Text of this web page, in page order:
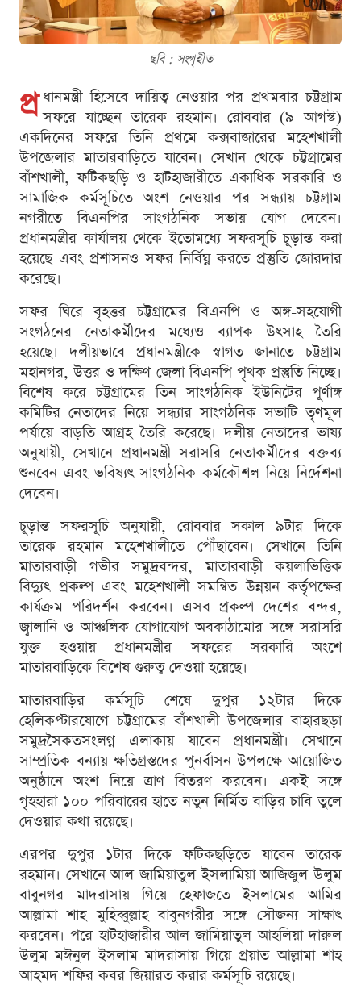
ছবি : সংগৃহীত
প্র ধানমন্ত্রী হিসেবে দায়িত্ব নেওয়ার পর প্রথমবার চট্টগ্রাম
সফরে যাচ্ছেন তারেক রহমান। রোববার (৯ আগস্ট)
একদিনের সফরে তিনি প্রথমে কক্সবাজারের মহেশখালী
উপজেলার মাতারবাড়িতে যাবেন। সেখান থেকে চট্টগ্রামের
বাঁশখালী, ফটিকছড়ি ও হাটহাজারীতে একাধিক সরকারি ও
সামাজিক কর্মসূচিতে অংশ নেওয়ার পর সন্ধ্যায় চট্টগ্রাম
নগরীতে বিএনপির সাংগঠনিক সভায় যোগ দেবেন।
প্রধানমন্ত্রীর কার্যালয় থেকে ইতোমধ্যে সফরসূচি চূড়ান্ত করা
হয়েছে এবং প্রশাসনও সফর নির্বিঘ্ন করতে প্রস্তুতি জোরদার
করেছে।
সফর ঘিরে বৃহত্তর চট্টগ্রামের বিএনপি ও অঙ্গ-সহযোগী
সংগঠনের নেতাকর্মীদের মধ্যেও ব্যাপক উৎসাহ তৈরি
হয়েছে। দলীয়ভাবে প্রধানমন্ত্রীকে স্বাগত জানাতে চট্টগ্রাম
মহানগর, উত্তর ও দক্ষিণ জেলা বিএনপি পৃথক প্রস্তুতি নিচ্ছে।
বিশেষ করে চট্টগ্রামের তিন সাংগঠনিক ইউনিটের পূর্ণাঙ্গ
কমিটির নেতাদের নিয়ে সন্ধ্যার সাংগঠনিক সভাটি তৃণমূল
পর্যায়ে বাড়তি আগ্রহ তৈরি করেছে। দলীয় নেতাদের ভাষ্য
অনুযায়ী, সেখানে প্রধানমন্ত্রী সরাসরি নেতাকর্মীদের বক্তব্য
শুনবেন এবং ভবিষ্যৎ সাংগঠনিক কর্মকৌশল নিয়ে নির্দেশনা
দেবেন।
চূড়ান্ত সফরসূচি অনুযায়ী, রোববার সকাল ৯টার দিকে
তারেক রহমান মহেশখালীতে পৌঁছাবেন। সেখানে তিনি
মাতারবাড়ী গভীর সমুদ্রবন্দর, মাতারবাড়ী কয়লাভিত্তিক
বিদ্যুৎ প্রকল্প এবং মহেশখালী সমন্বিত উন্নয়ন কর্তৃপক্ষের
কার্যক্রম পরিদর্শন করবেন। এসব প্রকল্প দেশের বন্দর,
জ্বালানি ও আঞ্চলিক যোগাযোগ অবকাঠামোর সঙ্গে সরাসরি
যুক্ত হওয়ায় প্রধানমন্ত্রীর সফরের সরকারি অংশে
মাতারবাড়িকে বিশেষ গুরুত্ব দেওয়া হয়েছে।
মাতারবাড়ির কর্মসূচি শেষে দুপুর ১২টার দিকে
হেলিকপ্টারযোগে চট্টগ্রামের বাঁশখালী উপজেলার বাহারছড়া
সমুদ্রসৈকতসংলগ্ন এলাকায় যাবেন প্রধানমন্ত্রী। সেখানে
সাম্প্রতিক বন্যায় ক্ষতিগ্রস্তদের পুনর্বাসন উপলক্ষে আয়োজিত
অনুষ্ঠানে অংশ নিয়ে ত্রাণ বিতরণ করবেন। একই সঙ্গে
গৃহহারা ১০০ পরিবারের হাতে নতুন নির্মিত বাড়ির চাবি তুলে
দেওয়ার কথা রয়েছে।
এরপর দুপুর ১টার দিকে ফটিকছড়িতে যাবেন তারেক
রহমান। সেখানে আল জামিয়াতুল ইসলামিয়া আজিজুল উলুম
বাবুনগর মাদরাসায় গিয়ে হেফাজতে ইসলামের আমির
আল্লামা শাহ মুহিব্বুল্লাহ বাবুনগরীর সঙ্গে সৌজন্য সাক্ষাৎ
করবেন। পরে হাটহাজারীর আল-জামিয়াতুল আহলিয়া দারুল
উলুম মঈনুল ইসলাম মাদরাসায় গিয়ে প্রয়াত আল্লামা শাহ
আহমদ শফির কবর জিয়ারত করার কর্মসূচি রয়েছে।